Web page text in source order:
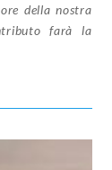
della nostra
farà la